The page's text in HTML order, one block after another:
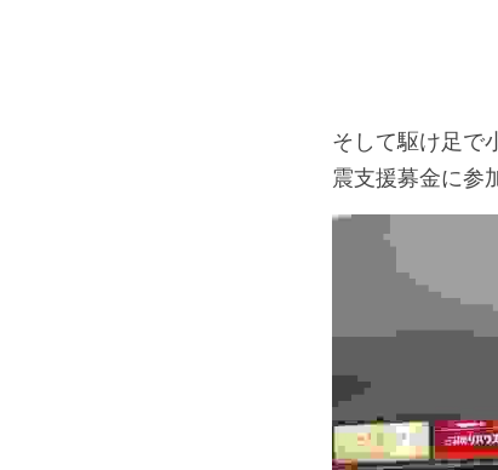
そして駆け足で
震支援募金に参